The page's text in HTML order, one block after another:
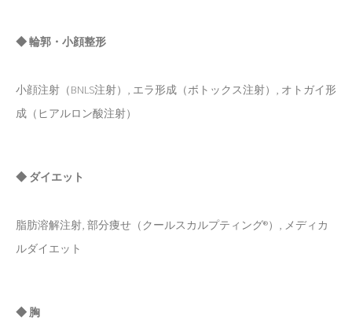
◆ 輪郭・小顔整形
小顔注射（BNLS注射）, エラ形成（ボトックス注射）, オトガイ形
成（ヒアルロン酸注射）
◆ ダイエット
脂肪溶解注射, 部分痩せ（クールスカルプティング®）, メディカ
ルダイエット
◆ 胸